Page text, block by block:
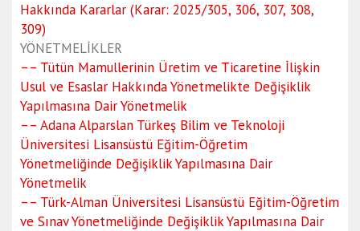
Hakkında Kararlar (Karar: 2025/305, 306, 307, 308,
309)
YÖNETMELİKLER
–– Tütün Mamullerinin Üretim ve Ticaretine İlişkin
Usul ve Esaslar Hakkında Yönetmelikte Değişiklik
Yapılmasına Dair Yönetmelik
–– Adana Alparslan Türkeş Bilim ve Teknoloji
Üniversitesi Lisansüstü Eğitim-Öğretim
Yönetmeliğinde Değişiklik Yapılmasına Dair
Yönetmelik
–– Türk-Alman Üniversitesi Lisansüstü Eğitim-Öğretim
ve Sınav Yönetmeliğinde Değişiklik Yapılmasına Dair